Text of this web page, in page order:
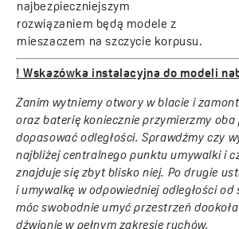
najbezpieczniejszym
rozwiązaniem będą modele z
mieszaczem na szczycie korpusu.
! Wskazówka instalacyjna do modeli
Zanim wytniemy otwory w blacie i
oraz baterię koniecznie przymierzmy
dopasować odległości. Sprawdźmy czy
najbliżej centralnego punktu umywalki i
znajduje się zbyt blisko niej. Po drugie
i umywalkę w odpowiedniej odległości od
móc swobodnie umyć przestrzeń
dźwignię w pełnym zakresie ruchów.